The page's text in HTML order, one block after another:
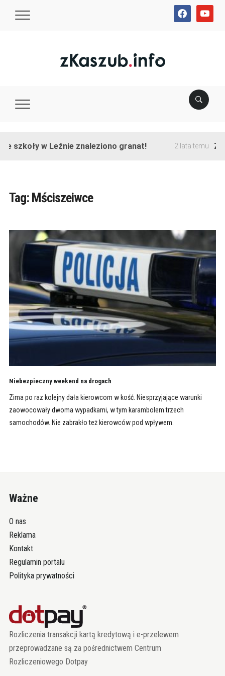
facebookyoutube
szkoły w Leźnie znaleziono granat! 2 lata temu
Tag: Mściszeiwce
Niebezpieczny weekend na drogach
Zima po raz kolejny dała kierowcom w kość. Niesprzyjające warunki
zaowocowały dwoma wypadkami, w tym karambolem trzech
samochodów. Nie zabrakło też kierowców pod wpływem.
Ważne
O nas
Reklama
Kontakt
Regulamin portalu
Polityka prywatności
Rozliczenia transakcji kartą kredytową i e-przelewem
przeprowadzane są za pośrednictwem Centrum
Rozliczeniowego Dotpay